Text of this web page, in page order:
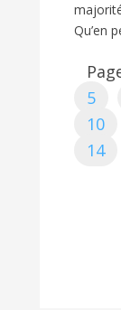
Qu’en
5
10
14